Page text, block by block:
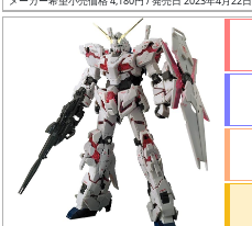
売
始
前